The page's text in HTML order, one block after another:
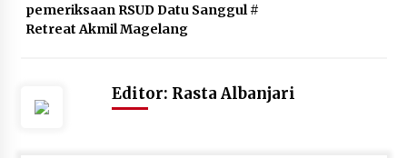
pemeriksaan RSUD Datu Sanggul#
Retreat Akmil Magelang
Editor: Rasta Albanjari